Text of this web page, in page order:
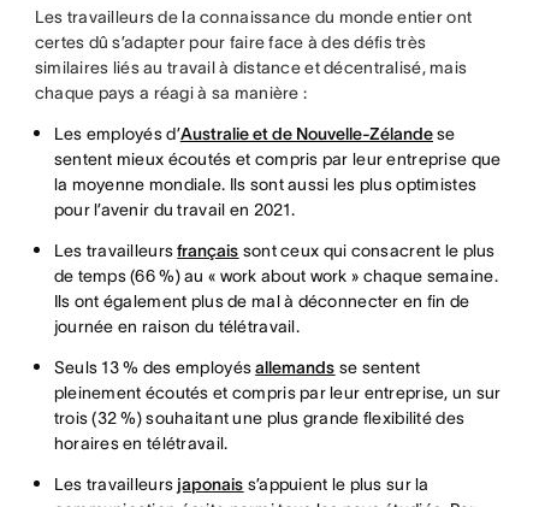
Les travailleurs de la connaissance du monde entier ont
certes dû s’adapter pour faire face à des défis très
similaires liés au travail à distance et décentralisé, mais
chaque pays a réagi à sa manière :
Les employés d’Australie et de Nouvelle-Zélandese
sentent mieux écoutés et compris par leur entreprise que
la moyenne mondiale. Ils sont aussi les plus optimistes
pour l’avenir du travail en 2021.
Les travailleursfrançais sont ceux qui consacrent le plus
de temps (66 %) au « work about work » chaque semaine.
Ils ont également plus de mal à déconnecter en fin de
journée en raison du télétravail.
Seuls 13 % des employésallemands se sentent
pleinement écoutés et compris par leur entreprise, un sur
trois (32 %) souhaitant une plus grande flexibilité des
horaires en télétravail.
Les travailleurs japonais s’appuient le plus sur la